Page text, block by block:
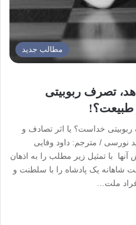
مطالب جدید
تصرف ربوبیتی
طبیعت؟!
خداست؟ یا اثر تصادف و
نورسی / مترجم: داود وفایی
با تمثیل زیر مطلب را به اذهان
یک پادشاه را با سلطنت و
ملت…